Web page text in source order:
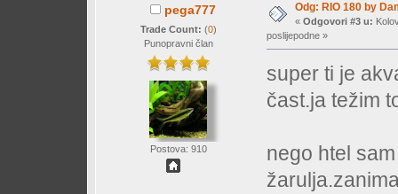
pega777
Trade Count: (0)
Punopravni član
Postova: 910
Odg: RIO 180 by
« Odgovori #3 u:
poslijepodne »
super ti je
čast.ja težim
nego htel